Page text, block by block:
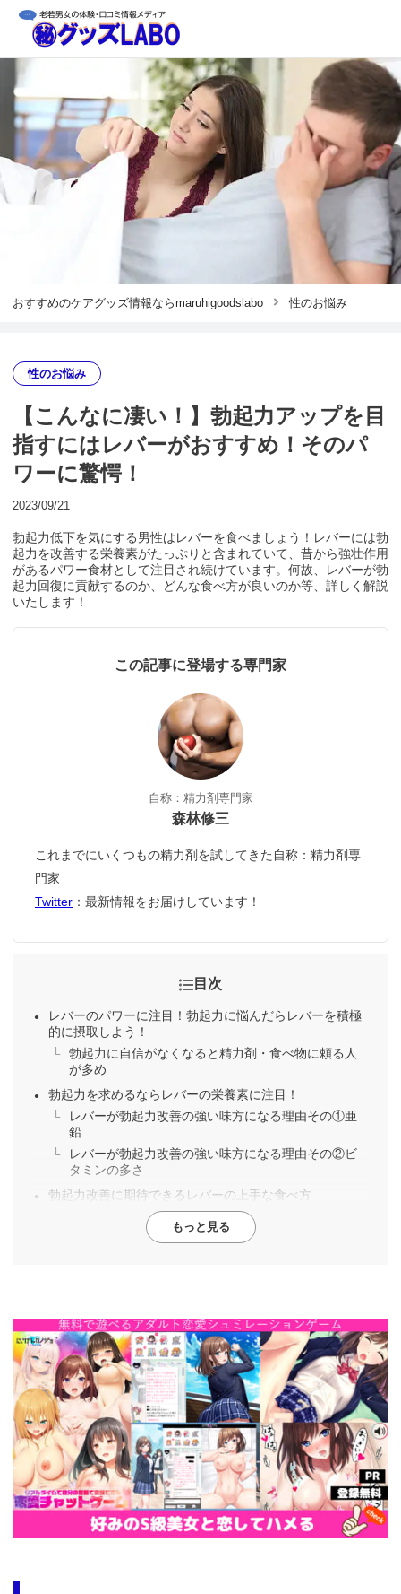
おすすめのケアグッズ情報ならmaruhigoodslabo 性のお悩み
性のお悩み
【こんなに凄い！】勃起力アップを目
指すにはレバーがおすすめ！そのパ
ワーに驚愕！
2023/09/21
勃起力低下を気にする男性はレバーを食べましょう！レバーには勃
起力を改善する栄養素がたっぷりと含まれていて、昔から強壮作用
があるパワー食材として注目され続けています。何故、レバーが勃
起力回復に貢献するのか、どんな食べ方が良いのか等、詳しく解説
いたします！
この記事に登場する専門家
自称：精力剤専門家
森林修三
これまでにいくつもの精力剤を試してきた自称：精力剤専
門家
Twitter ：最新情報をお届けしています！
目次
レバーのパワーに注目！勃起力に悩んだらレバーを積極
的に摂取しよう！
勃起力に自信がなくなると精力剤・食べ物に頼る人
が多め
勃起力を求めるならレバーの栄養素に注目！
レバーが勃起力改善の強い味方になる理由その①亜
鉛
レバーが勃起力改善の強い味方になる理由その②ビ
タミンの多さ
勃起力改善に期待できるレバーの上手な食べ方
もっと見る
https://cv-
measurement.com/ad/p/r?
medium=261&ad=687&creative=590